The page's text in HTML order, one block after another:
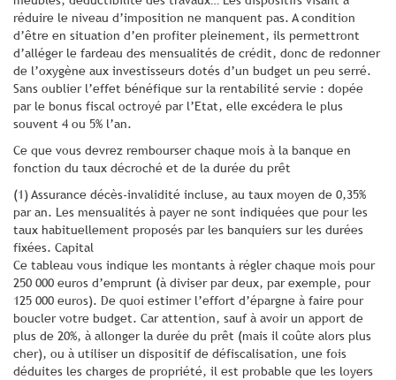
réduire le niveau d’imposition ne manquent pas. A condition
d’être en situation d’en profiter pleinement, ils permettront
d’alléger le fardeau des mensualités de crédit, donc de redonner
de l’oxygène aux investisseurs dotés d’un budget un peu serré.
Sans oublier l’effet bénéfique sur la rentabilité servie : dopée
par le bonus fiscal octroyé par l’Etat, elle excédera le plus
souvent 4 ou 5% l’an.
Ce que vous devrez rembourser chaque mois à la banque en
fonction du taux décroché et de la durée du prêt
(1) Assurance décès-invalidité incluse, au taux moyen de 0,35%
par an. Les mensualités à payer ne sont indiquées que pour les
taux habituellement proposés par les banquiers sur les durées
fixées. Capital
Ce tableau vous indique les montants à régler chaque mois pour
250 000 euros d’emprunt (à diviser par deux, par exemple, pour
125 000 euros). De quoi estimer l’effort d’épargne à faire pour
boucler votre budget. Car attention, sauf à avoir un apport de
plus de 20%, à allonger la durée du prêt (mais il coûte alors plus
cher), ou à utiliser un dispositif de défiscalisation, une fois
déduites les charges de propriété, il est probable que les loyers